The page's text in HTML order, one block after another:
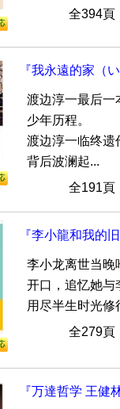
全394
『我永遠的家（
渡边淳一最后一
少年历程。
渡边淳一临终遗
背后波澜起...
全191
『李小龍和我的
李小龙离世当晚
开口，追忆她与
用尽半生时光修
全279
『万達哲学 王健